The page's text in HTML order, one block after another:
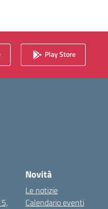
Play Store
Novità
Le notizie
Calendario eventi